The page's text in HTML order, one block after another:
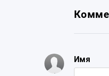
Имя